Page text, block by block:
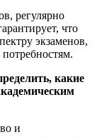
регулярно
что
экзаменов,
какие
и